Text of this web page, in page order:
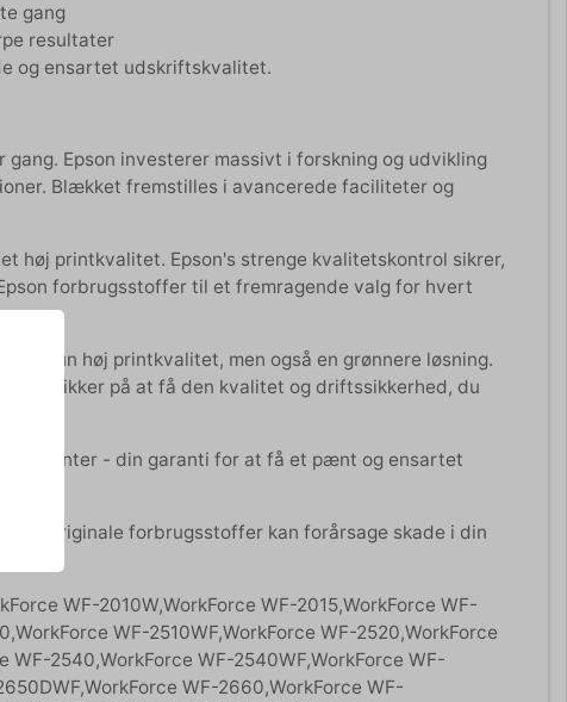
gang
resultater
og ensartet udskriftskvalitet.
Epson investerer massivt i forskning og udvikling
Blækket fremstilles i avancerede faciliteter og
høj printkvalitet. Epson's strenge kvalitetskontrol sikrer,
forbrugsstoffer til et fremragende valg for hvert
kun høj printkvalitet, men også en grønnere løsning.
sikker på at få den kvalitet og driftssikkerhed, du
printer - din garanti for at få et pænt og ensartet
uoriginale forbrugsstoffer kan forårsage skade i din
WF-2010W,WorkForce WF-2015,WorkForce WF-
WF-2510WF,WorkForce WF-2520,WorkForce
WF-2540,WorkForce WF-2540WF,WorkForce WF-
WF-2660,WorkForce WF-